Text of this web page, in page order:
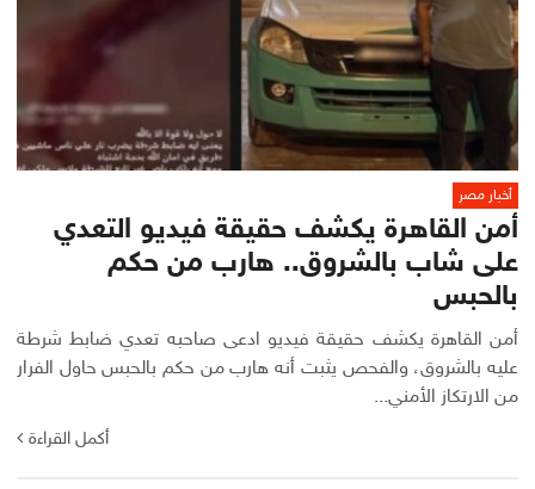
أخبار مصر
أمن القاهرة يكشف حقيقة فيديو التعدي
على شاب بالشروق.. هارب من حكم
بالحبس
أمن القاهرة يكشف حقيقة فيديو ادعى صاحبه تعدي ضابط شرطة
عليه بالشروق، والفحص يثبت أنه هارب من حكم بالحبس حاول الفرار
من الارتكاز الأمني...
أكمل القراءة